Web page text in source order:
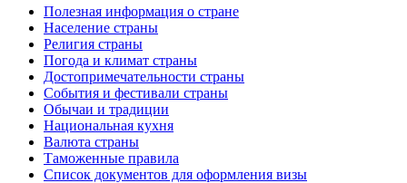
Полезная информация о стране
Население страны
Религия страны
Погода и климат страны
Достопримечательности страны
События и фестивали страны
Обычаи и традиции
Национальная кухня
Валюта страны
Таможенные правила
Список документов для оформления визы